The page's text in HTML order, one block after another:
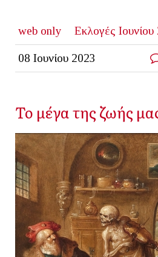
web only
Εκλογές Ιουνίου
08 Ιουνίου 2023
Το μέγα της ζωής